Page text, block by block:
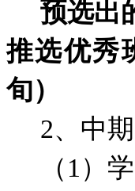
预选出
推选优秀
旬）
2、中
（1）